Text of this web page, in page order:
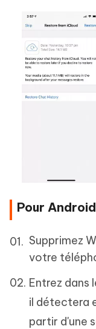
Pour Android
Supprimez
votre
Entrez dans
il détectera
partir d'une